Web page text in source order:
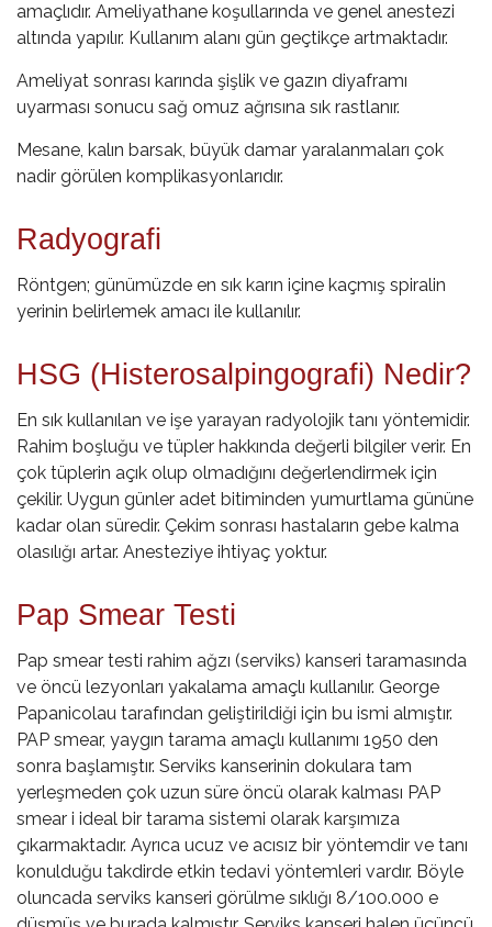
amaçlıdır. Ameliyathane koşullarında ve genel anestezi
altında yapılır. Kullanım alanı gün geçtikçe artmaktadır.
Ameliyat sonrası karında şişlik ve gazın diyaframı
uyarması sonucu sağ omuz ağrısına sık rastlanır.
Mesane, kalın barsak, büyük damar yaralanmaları çok
nadir görülen komplikasyonlarıdır.
Radyografi
Röntgen; günümüzde en sık karın içine kaçmış spiralin
yerinin belirlemek amacı ile kullanılır.
HSG (Histerosalpingografi) Nedir?
En sık kullanılan ve işe yarayan radyolojik tanı yöntemidir.
Rahim boşluğu ve tüpler hakkında değerli bilgiler verir. En
çok tüplerin açık olup olmadığını değerlendirmek için
çekilir. Uygun günler adet bitiminden yumurtlama gününe
kadar olan süredir. Çekim sonrası hastaların gebe kalma
olasılığı artar. Anesteziye ihtiyaç yoktur.
Pap Smear Testi
Pap smear testi rahim ağzı (serviks) kanseri taramasında
ve öncü lezyonları yakalama amaçlı kullanılır. George
Papanicolau tarafından geliştirildiği için bu ismi almıştır.
PAP smear, yaygın tarama amaçlı kullanımı 1950 den
sonra başlamıştır. Serviks kanserinin dokulara tam
yerleşmeden çok uzun süre öncü olarak kalması PAP
smear i ideal bir tarama sistemi olarak karşımıza
çıkarmaktadır. Ayrıca ucuz ve acısız bir yöntemdir ve tanı
konulduğu takdirde etkin tedavi yöntemleri vardır. Böyle
oluncada serviks kanseri görülme sıklığı 8/100.000 e